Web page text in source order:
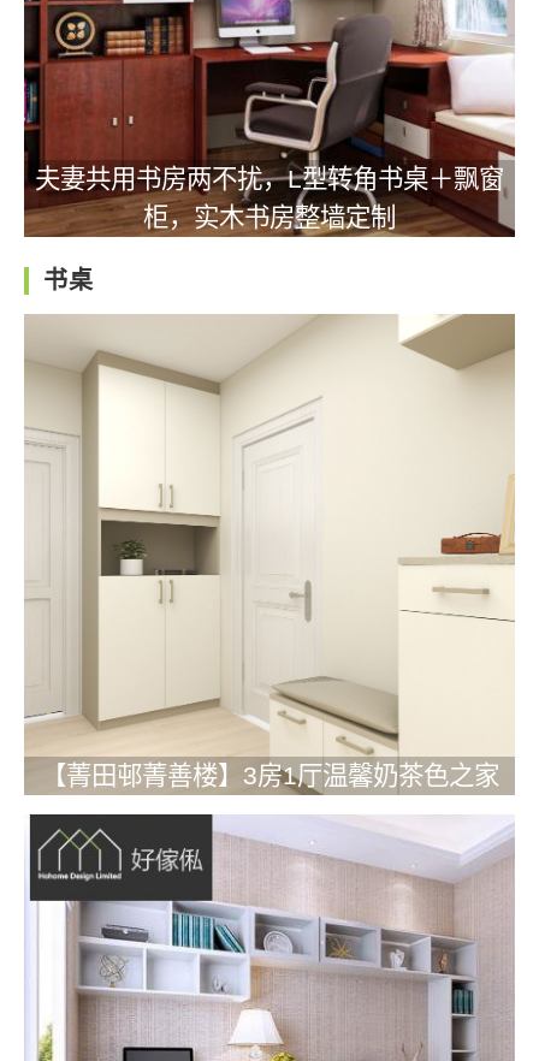
夫妻共用书房两不扰，L型转角书桌＋飘窗
柜，实木书房整墙定制
书桌
【菁田邨菁善楼】3房1厅温馨奶茶色之家